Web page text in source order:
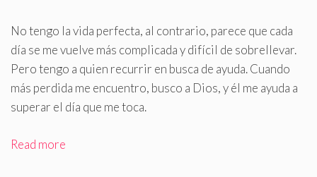
No tengo la vida perfecta, al contrario, parece que cada
día se me vuelve más complicada y difícil de sobrellevar.
Pero tengo a quien recurrir en busca de ayuda. Cuando
más perdida me encuentro, busco a Dios, y él me ayuda a
superar el día que me toca.
Read more